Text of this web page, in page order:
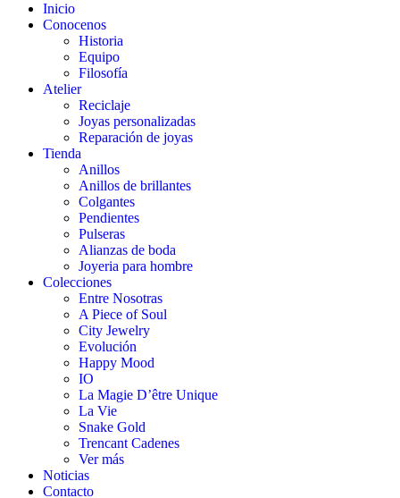
Inicio
Conocenos
Historia
Equipo
Filosofía
Atelier
Reciclaje
Joyas personalizadas
Reparación de joyas
Tienda
Anillos
Anillos de brillantes
Colgantes
Pendientes
Pulseras
Alianzas de boda
Joyeria para hombre
Colecciones
Entre Nosotras
A Piece of Soul
City Jewelry
Evolución
Happy Mood
IO
La Magie D’être Unique
La Vie
Snake Gold
Trencant Cadenes
Ver más
Noticias
Contacto